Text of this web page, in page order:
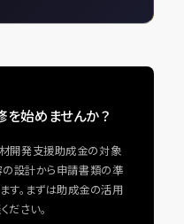
始めませんか？
開発支援助成金の対象
の設計から申請書類の準
す。まずは助成金の活用
ださい。